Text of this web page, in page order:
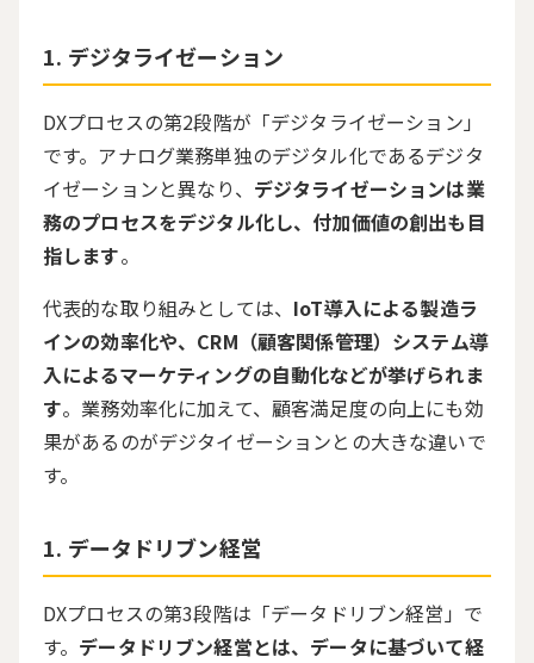
デジタライゼーション
DXプロセスの第2段階が「デジタライゼーション」
です。アナログ業務単独のデジタル化であるデジタ
イゼーションと異なり、 デジタライゼーションは業
務のプロセスをデジタル化し、付加価値の創出も目
指します。
代表的な取り組みとしては、 IoT導入による製造ラ
インの効率化や、CRM（顧客関係管理）システム導
入によるマーケティングの自動化などが挙げられま
す。業務効率化に加えて、顧客満足度の向上にも効
果があるのがデジタイゼーションとの大きな違いで
す。
データドリブン経営
DXプロセスの第3段階は「データドリブン経営」で
す。 データドリブン経営とは、データに基づいて経